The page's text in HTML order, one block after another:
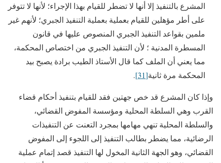
المشرع بالتنفيذ إلا أنها لا تضطر للقيام بهذا الإجراء؛ لأنها لا تتوفر
على أطر مؤهلين للقيام بعملية بعملية التنفيذ الجبري؛ لأنهم غير
ملمين بقواعد التنفيذ الجبري المنصوص عليها في قانون
المسطرة المدنية ؛ لأن التنفيذ الجبري من اختصاص المحكمة،
مما يعني أن الملف كما قال الأستاذ الطيب برادة يصبح بيد
المحكمة مرة ثانية[31]
.
وإذا كان المشرع قد خص جهتين فقد للقيام بتنفيذ أحكام قضاء
القرب وهي السلطة المحلية ومؤسسة المفوض القضائي،
والسلطة المحلية تنهي مهامها بمجرد التعنت عن التنفيذات
الرضائية، مما يضطر بطالب التنفيذ إلى اللجوء إلى المفوض
القضائي، وهو الجهة الثانية المخول لها التنفيذ قصد إتمام عملية